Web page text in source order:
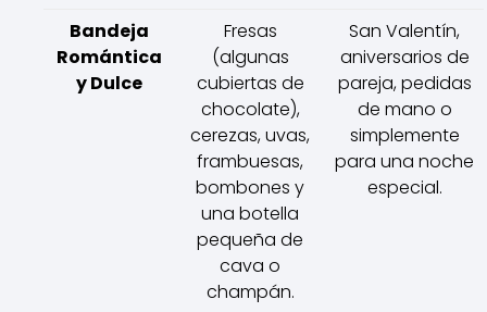
Bandeja
Romántica
y Dulce
Fresas
(algunas
cubiertas de
chocolate),
cerezas, uvas,
frambuesas,
bombones y
una botella
pequeña de
cava o
champán.
San Valentín,
aniversarios de
pareja, pedidas
de mano o
simplemente
para una noche
especial.